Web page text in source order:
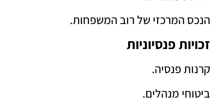
הנכס המרכזי של רוב המשפחות.
זכויות פנסיוניות
קרנות פנסיה.
ביטוחי מנהלים.